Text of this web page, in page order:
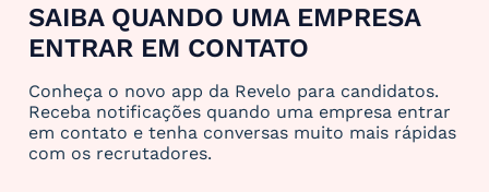
SAIBA QUANDO UMA EMPRESA
ENTRAR EM CONTATO
Conheça o novo app da Revelo para candidatos.
Receba notificações quando uma empresa entrar
em contato e tenha conversas muito mais rápidas
com os recrutadores.